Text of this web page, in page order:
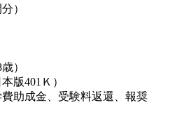
）
）
版401Ｋ）
助成金、受験料返還、報奨